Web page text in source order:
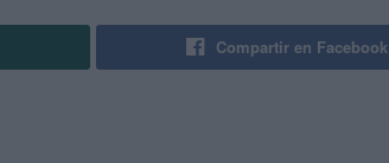
Compartir en Facebook